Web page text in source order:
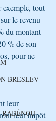
BRESLEV
exemple, tout
le revenu
du montant
% de son
pour ne
leur
leur impôt